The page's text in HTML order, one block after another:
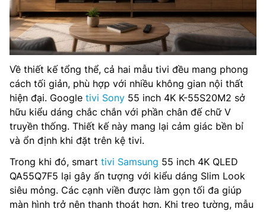
Về thiết kế tổng thể, cả hai mẫu tivi đều mang phong
cách tối giản, phù hợp với nhiều không gian nội thất
hiện đại. Google tivi Sony 55 inch 4K K-55S20M2 sở
hữu kiểu dáng chắc chắn với phần chân đế chữ V
truyền thống. Thiết kế này mang lại cảm giác bền bỉ
và ổn định khi đặt trên kệ tivi.
Trong khi đó, smart tivi Samsung 55 inch 4K QLED
QA55Q7F5 lại gây ấn tượng với kiểu dáng Slim Look
siêu mỏng. Các cạnh viền được làm gọn tối đa giúp
màn hình trở nên thanh thoát hơn. Khi treo tường, mẫu